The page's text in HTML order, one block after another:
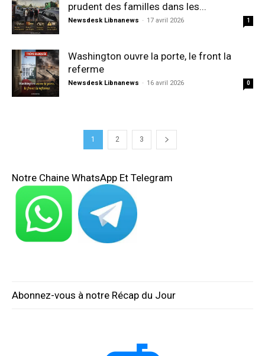
prudent des familles dans les...
Newsdesk Libnanews - 17 avril 2026 1
Washington ouvre la porte, le front la
referme
Newsdesk Libnanews - 16 avril 2026 0
1 2 3
Notre Chaine WhatsApp Et Telegram
Abonnez-vous à notre Récap du Jour